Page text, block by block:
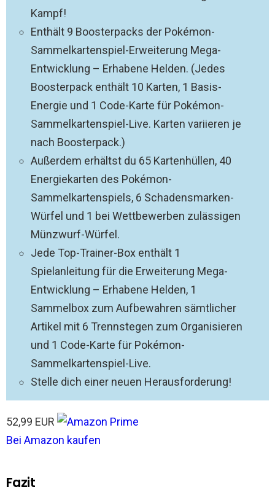
Kampf!
Enthält 9 Boosterpacks der Pokémon-
Sammelkartenspiel-Erweiterung Mega-
Entwicklung – Erhabene Helden. (Jedes
Boosterpack enthält 10 Karten, 1 Basis-
Energie und 1 Code-Karte für Pokémon-
Sammelkartenspiel-Live. Karten variieren je
nach Boosterpack.)
Außerdem erhältst du 65 Kartenhüllen, 40
Energiekarten des Pokémon-
Sammelkartenspiels, 6 Schadensmarken-
Würfel und 1 bei Wettbewerben zulässigen
Münzwurf-Würfel.
Jede Top-Trainer-Box enthält 1
Spielanleitung für die Erweiterung Mega-
Entwicklung – Erhabene Helden, 1
Sammelbox zum Aufbewahren sämtlicher
Artikel mit 6 Trennstegen zum Organisieren
und 1 Code-Karte für Pokémon-
Sammelkartenspiel-Live.
Stelle dich einer neuen Herausforderung!
52,99 EUR
Bei Amazon kaufen
Fazit